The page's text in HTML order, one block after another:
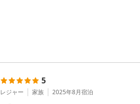
5
レジャー 家族 2025年8月宿泊